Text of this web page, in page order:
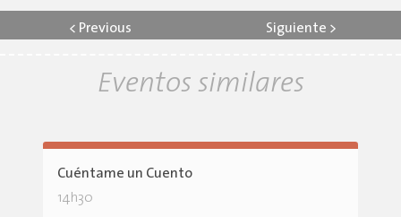
< Previous Siguiente >
Eventos similares
Cuéntame un Cuento
14h30